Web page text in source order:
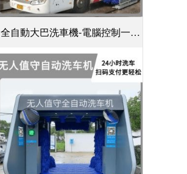
全自動大巴洗車機-電腦控制一鍵
啟動清洗[隆茂鑫晟]